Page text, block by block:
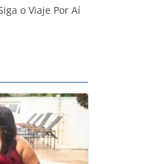
o Viaje Por Aí